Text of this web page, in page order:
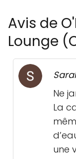
Avis de
Lounge
Ne
La
une